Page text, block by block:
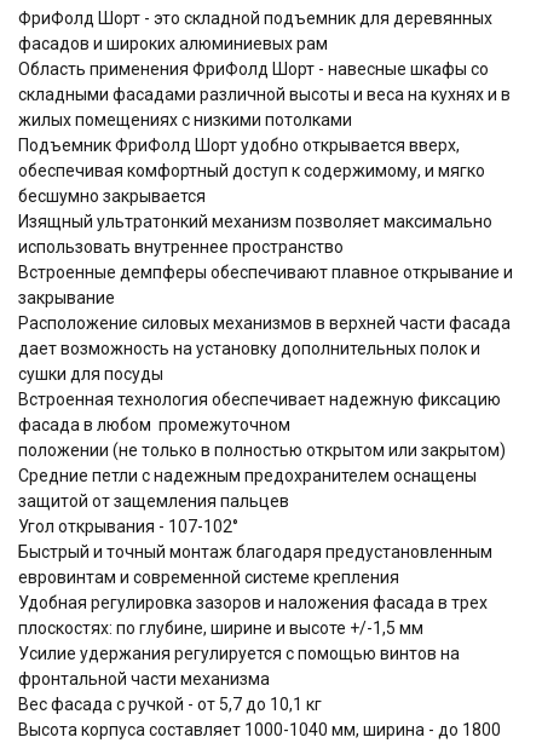
ФриФолд Шорт - это складной подъемник для деревянных
фасадов и широких алюминиевых рам
Область применения ФриФолд Шорт - навесные шкафы со
складными фасадами различной высоты и веса на кухнях и в
жилых помещениях с низкими потолками
Подъемник ФриФолд Шорт удобно открывается вверх,
обеспечивая комфортный доступ к содержимому, и мягко
бесшумно закрывается
Изящный ультратонкий механизм позволяет максимально
использовать внутреннее пространство
Встроенные демпферы обеспечивают плавное открывание и
закрывание
Расположение силовых механизмов в верхней части фасада
дает возможность на установку дополнительных полок и
сушки для посуды
Встроенная технология обеспечивает надежную фиксацию
фасада в любом промежуточном
положении (не только в полностью открытом или закрытом)
Средние петли с надежным предохранителем оснащены
защитой от защемления пальцев
Угол открывания - 107-102°
Быстрый и точный монтаж благодаря предустановленным
евровинтам и современной системе крепления
Удобная регулировка зазоров и наложения фасада в трех
плоскостях: по глубине, ширине и высоте +/-1,5 мм
Усилие удержания регулируется с помощью винтов на
фронтальной части механизма
Вес фасада с ручкой - от 5,7 до 10,1 кг
Высота корпуса составляет 1000-1040 мм, ширина - до 1800